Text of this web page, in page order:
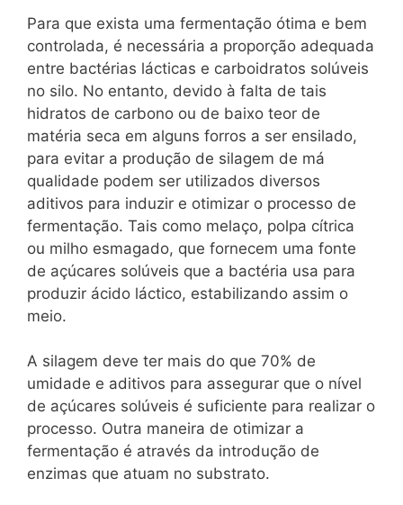
Para que exista uma fermentação ótima e bem
controlada, é necessária a proporção adequada
entre bactérias lácticas e carboidratos solúveis
no silo. No entanto, devido à falta de tais
hidratos de carbono ou de baixo teor de
matéria seca em alguns forros a ser ensilado,
para evitar a produção de silagem de má
qualidade podem ser utilizados diversos
aditivos para induzir e otimizar o processo de
fermentação. Tais como melaço, polpa cítrica
ou milho esmagado, que fornecem uma fonte
de açúcares solúveis que a bactéria usa para
produzir ácido láctico, estabilizando assim o
meio.
A silagem deve ter mais do que 70% de
umidade e aditivos para assegurar que o nível
de açúcares solúveis é suficiente para realizar o
processo. Outra maneira de otimizar a
fermentação é através da introdução de
enzimas que atuam no substrato.